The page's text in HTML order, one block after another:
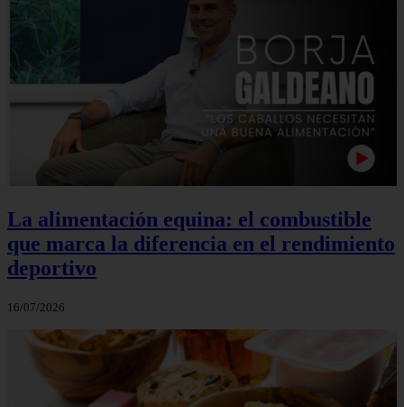
La alimentación equina: el combustible
que marca la diferencia en el rendimiento
deportivo
16/07/2026